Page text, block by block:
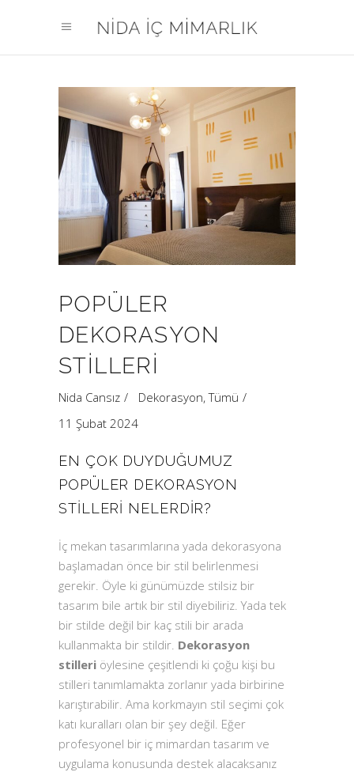
POPÜLER
DEKORASYON
STILLERI
Nida Cansız Dekorasyon,Tümü
11 Şubat 2024
EN ÇOK DUYDUĞUMUZ
POPÜLER DEKORASYON
STILLERI NELERDIR?
İç mekan tasarımlarına yada dekorasyona
başlamadan önce bir stil belirlenmesi
gerekir. Öyle ki günümüzde stilsiz bir
tasarım bile artık bir stil diyebiliriz. Yada tek
bir stilde değil bir kaç stili bir arada
kullanmakta bir stildir. Dekorasyon
stilleri öylesine çeşitlendi ki çoğu kişi bu
stilleri tanımlamakta zorlanır yada birbirine
karıştırabilir. Ama korkmayın stil seçimi çok
katı kuralları olan bir şey değil. Eğer
profesyonel bir iç mimardan tasarım ve
uygulama konusunda destek alacaksanız